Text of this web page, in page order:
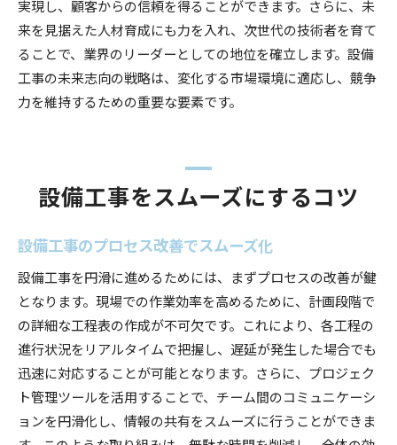
実現し、顧客からの信頼を得ることができます。さらに、未
来を見据えた人材育成にも力を入れ、次世代の技術者を育て
ることで、業界のリーダーとしての地位を確立します。設備
工事の未来志向の戦略は、変化する市場環境に適応し、競争
力を維持するための重要な要素です。
設備工事をスムーズにするコツ
設備工事のプロセス改善でスムーズ化
設備工事を円滑に進めるためには、まずプロセスの改善が鍵
となります。現場での作業効率を高めるために、計画段階で
の詳細な工程表の作成が不可欠です。これにより、各工程の
進行状況をリアルタイムで把握し、遅延が発生した場合でも
迅速に対応することが可能となります。さらに、プロジェク
ト管理ツールを活用することで、チーム間のコミュニケーシ
ョンを円滑化し、情報の共有をスムーズに行うことができま